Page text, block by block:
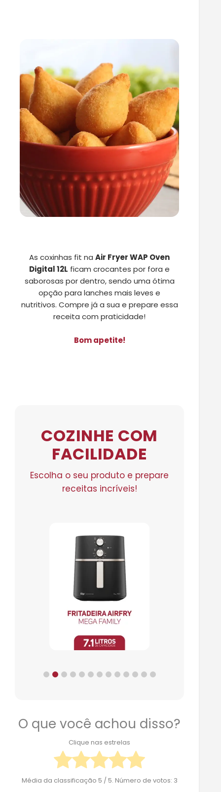
As coxinhas fit na Air Fryer WAP Oven
Digital 12L ficam crocantes por fora e
saborosas por dentro, sendo uma ótima
opção para lanches mais leves e
nutritivos. Compre já a sua e prepare essa
receita com praticidade!
Bom apetite!
COZINHE COM
FACILIDADE
Escolha o seu produto e prepare
receitas incríveis!
O que você achou disso?
Clique nas estrelas
Média da classificação 5 / 5. Número de votos: 3